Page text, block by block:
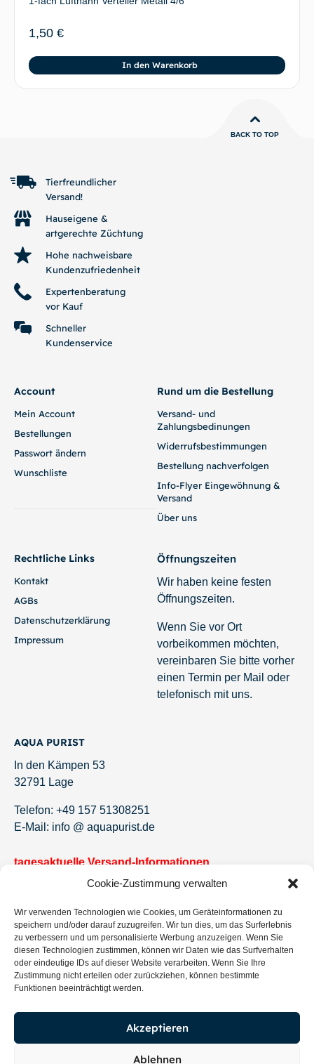
Cookie-Zustimmung verwalten
Wir verwenden Technologien wie Cookies, um Geräteinformationen zu
speichern und/oder darauf zuzugreifen. Wir tun dies, um das Surferlebnis
zu verbessern und um personalisierte Werbung anzuzeigen. Wenn Sie
diesen Technologien zustimmen, können wir Daten wie das Surfverhalten
oder eindeutige IDs auf dieser Website verarbeiten. Wenn Sie Ihre
Zustimmung nicht erteilen oder zurückziehen, können bestimmte
Funktionen beeinträchtigt werden.
Akzeptieren
Ablehnen
1,50 €
In den Warenkorb
BACK TO TOP
Tierfreundlicher
Versand!
Hauseigene &
artgerechte Züchtung
Hohe nachweisbare
Kundenzufriedenheit
Expertenberatung
vor Kauf
Schneller
Kundenservice
Account
Mein Account
Bestellungen
Passwort ändern
Wunschliste
Rund um die Bestellung
Versand- und
Zahlungsbedinungen
Widerrufsbestimmungen
Bestellung nachverfolgen
Info-Flyer Eingewöhnung &
Versand
Über uns
Rechtliche Links
Kontakt
AGBs
Datenschutzerklärung
Impressum
Öffnungszeiten
Wir haben keine festen
Öffnungszeiten.
Wenn Sie vor Ort
vorbeikommen möchten,
vereinbaren Sie bitte vorher
einen Termin per Mail oder
telefonisch mit uns.
AQUA PURIST
In den Kämpen 53
32791 Lage
Telefon: +49 157 51308251
E-Mail: info @ aquapurist.de
tagesaktuelle Versand-Informationen
Jetzt eintragen und keine Angebote und Neuigkeiten
mehr verpassen.